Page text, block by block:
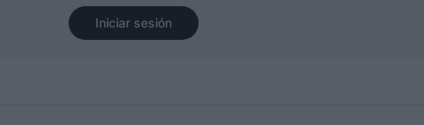
Iniciar sesión